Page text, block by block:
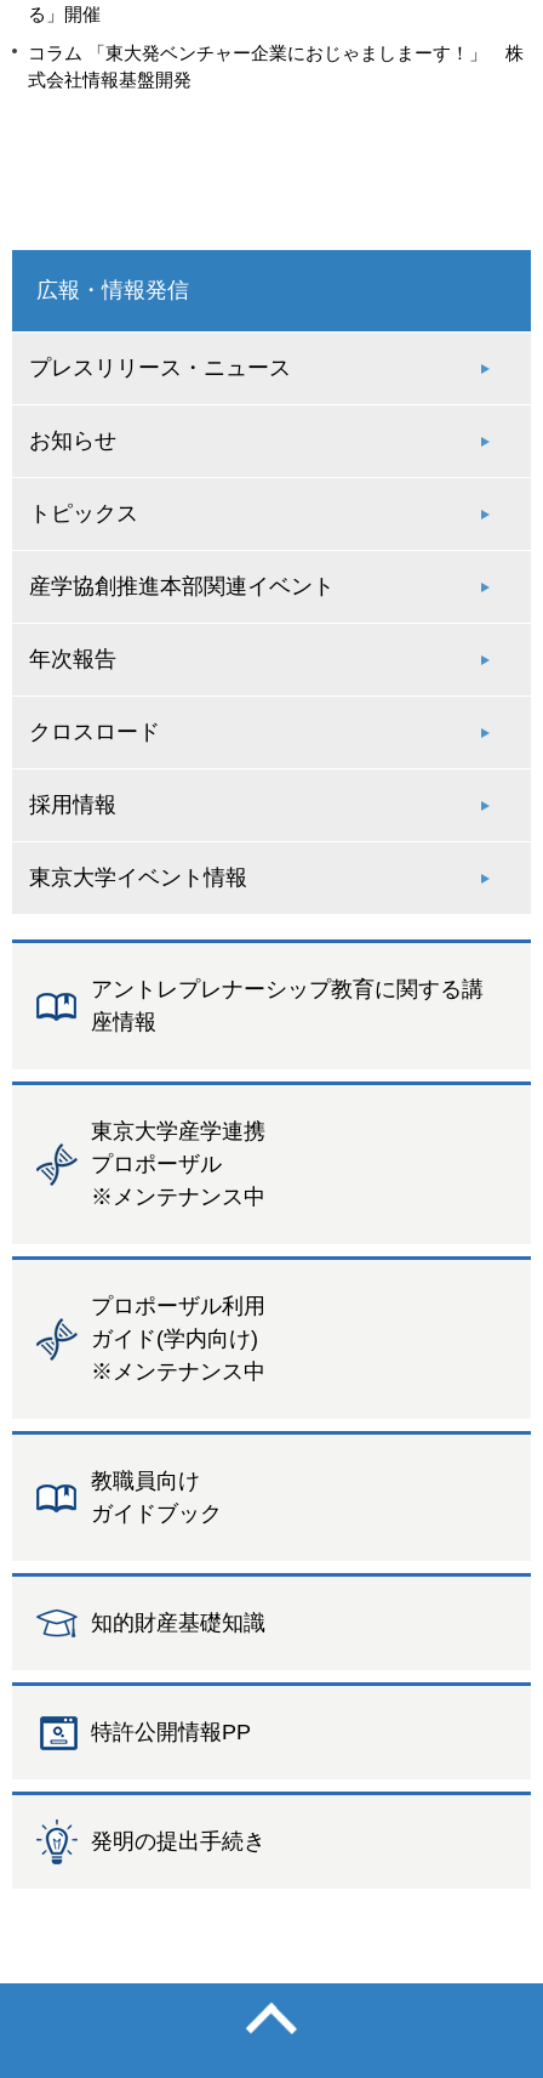
る」開催
コラム 「東大発ベンチャー企業におじゃましまーす！」 株
式会社情報基盤開発
広報・情報発信
プレスリリース・ニュース
お知らせ
トピックス
産学協創推進本部関連イベント
年次報告
クロスロード
採用情報
東京大学イベント情報
アントレプレナーシップ教育に関する講
座情報
東京大学産学連携
プロポーザル
※メンテナンス中
プロポーザル利用
ガイド(学内向け)
※メンテナンス中
教職員向け
ガイドブック
知的財産基礎知識
特許公開情報PP
発明の提出手続き